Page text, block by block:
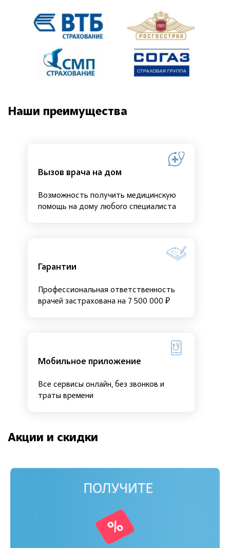
Наши преимущества
Вызов врача на дом
Возможность получить медицинскую
помощь на дому любого специалиста
Гарантии
Профессиональная ответственность
врачей застрахована на 7 500 000 ₽
Мобильное приложение
Все сервисы онлайн, без звонков и
траты времени
Акции и скидки